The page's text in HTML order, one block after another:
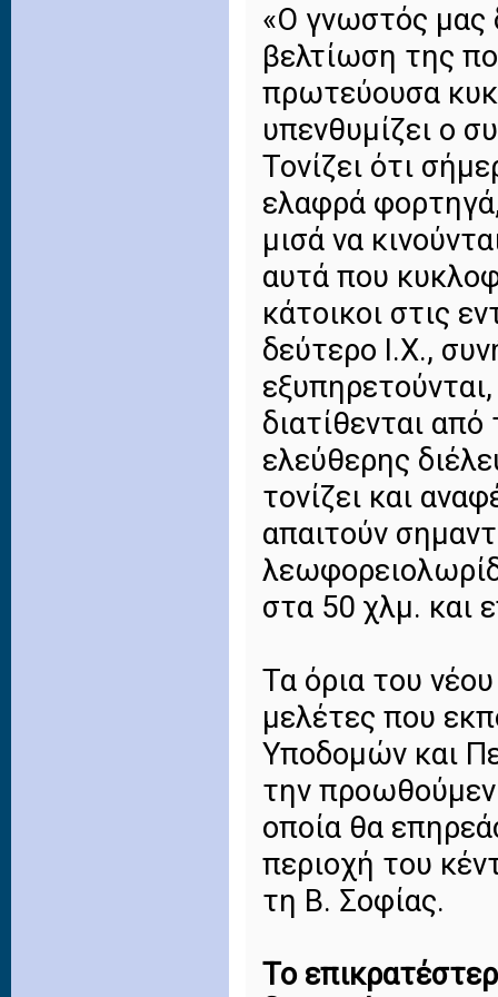
«Ο γνωστός μας
βελτίωση της
πρωτεύουσα
υπενθυμίζει ο
Τονίζει ότι
ελαφρά
μισά να
αυτά που
κάτοικοι στις
δεύτερο Ι.Χ.,
διατίθενται
ελεύθερης
τονίζει και
απαιτούν
στα 50 χλμ. και
Τα όρια του
μελέτες που
Υποδομών και
την
οποία θα
περιοχή του
τη Β. Σοφίας.
Το